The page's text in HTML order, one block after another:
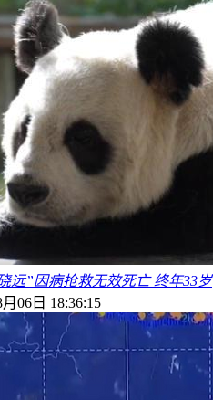
远”因病抢救无效死亡 终年33岁
06日 18:36:15